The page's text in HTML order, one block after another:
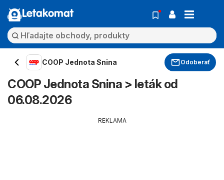
Letakomat
COOP Jednota Snina Odoberať
COOP Jednota Snina > leták od
06.08.2026
REKLAMA